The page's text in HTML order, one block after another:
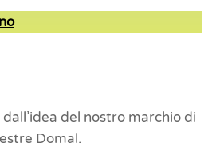
del nostro marchio di
Domal.